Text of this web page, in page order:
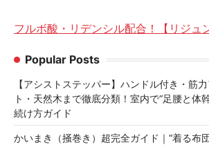
フルボ酸・リデンシル配合！【リジュン
Popular Posts
【アシストステッパー】ハンドル付き・筋
ト・天然木まで徹底分類！室内で“足腰と体
続け方ガイド
かいまき（掻巻き）超完全ガイド｜“着る布